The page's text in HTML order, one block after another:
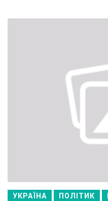
УКРАЇНА ПОЛІТИК